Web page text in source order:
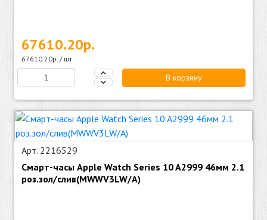
67610.20р.
67610.20р. / шт.
В корзину
Арт. 2216529
Смарт-часы Apple Watch Series 10 A2999 46мм 2.1
роз.зол/слив(MWWV3LW/A)